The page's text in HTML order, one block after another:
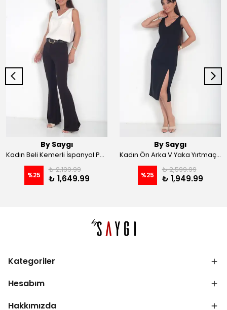
By Saygı
Kadın Beli Kemerli İspanyol Paça Likralı Krep Pantolon - Kahve
%25
₺ 2,199.99
₺ 1,649.99
By Saygı
Kadın Ön Arka V Yaka Yırtmaçlı Likralı Scuba Midi Elbise - Siyah
%25
₺ 2,599.99
₺ 1,949.99
Kategoriler
Hesabım
Hakkımızda